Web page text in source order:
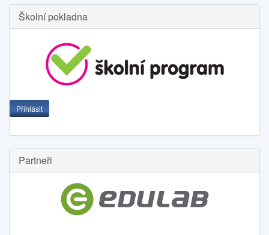
Školní pokladna
Přihlásit
Partneři